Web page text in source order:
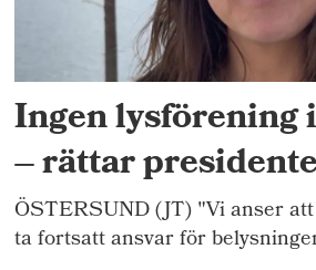
Ingen lysförening
– rättar
ÖSTERSUND (JT) "Vi anser
ta fortsatt ansvar för